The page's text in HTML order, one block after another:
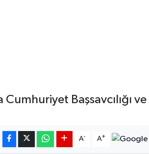
Başsavcılığı ve
A- A+